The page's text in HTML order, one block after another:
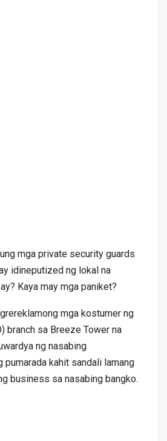
mga private security guards
idineputized ng lokal na
Kaya may mga paniket?
mga kostumer ng
branch sa Breeze Tower na
ng nasabing
pumarada kahit sandali lamang
business sa nasabing bangko.